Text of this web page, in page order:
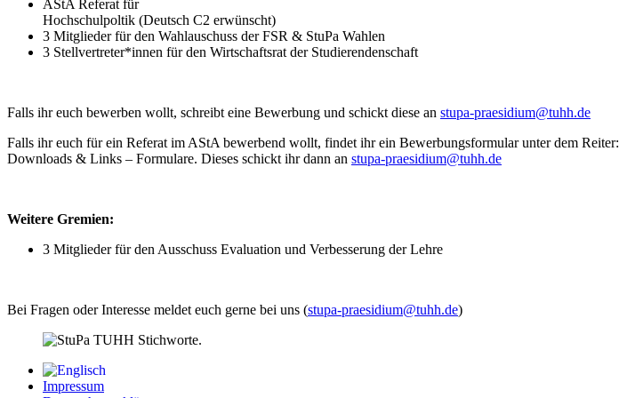
AStA Referat für
Hochschulpoltik (Deutsch C2 erwünscht)
3 Mitglieder für den Wahlauschuss der FSR & StuPa Wahlen
3 Stellvertreter*innen für den Wirtschaftsrat der Studierendenschaft
Falls ihr euch bewerben wollt, schreibt eine Bewerbung und schickt diese an stupa-praesidium@tuhh.de
Falls ihr euch für ein Referat im AStA bewerbend wollt, findet ihr ein Bewerbungsformular unter dem Reiter:
Downloads & Links – Formulare. Dieses schickt ihr dann an stupa-praesidium@tuhh.de
Weitere Gremien:
3 Mitglieder für den Ausschuss Evaluation und Verbesserung der Lehre
Bei Fragen oder Interesse meldet euch gerne bei uns (stupa-praesidium@tuhh.de)
Impressum